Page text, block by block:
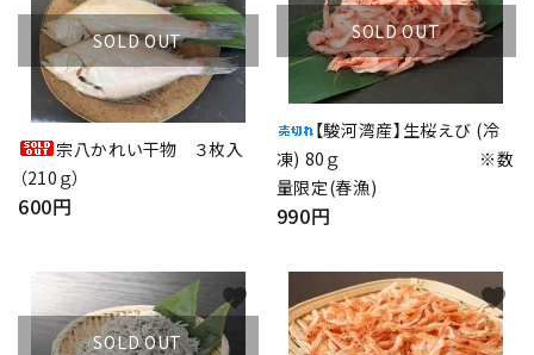
SOLD OUT
宗八かれい干物 ３枚入
（210ｇ）
600円
SOLD OUT
【駿河湾産】生桜えび (冷
凍) 80ｇ ※数
量限定(春漁)
990円
SOLD OUT
favorite favorite